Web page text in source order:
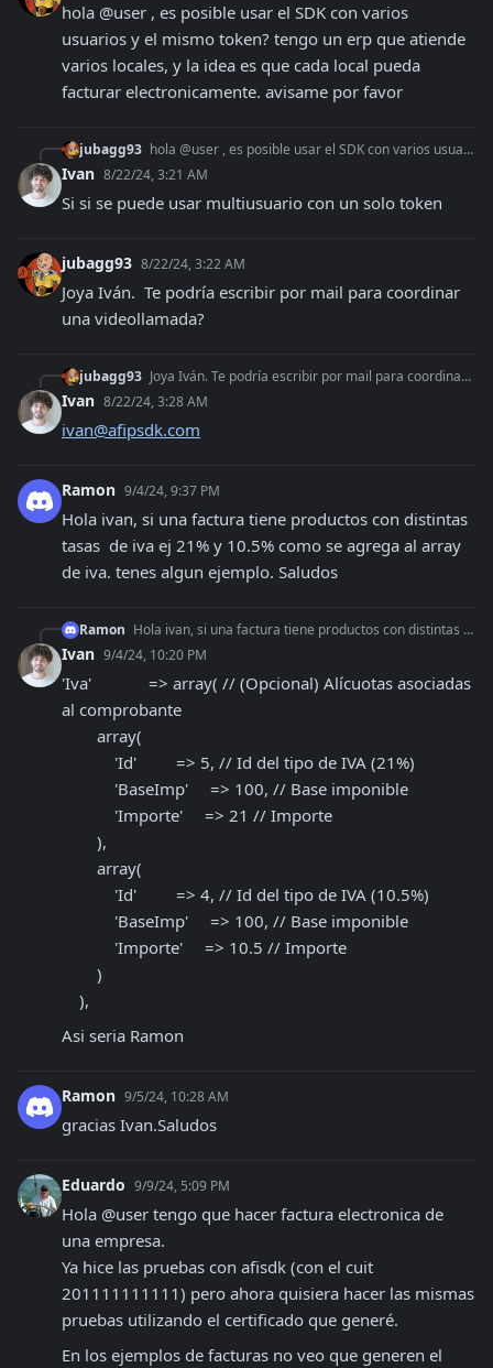
hola @user , es posible usar el SDK con varios
usuarios y el mismo token? tengo un erp que atiende
varios locales, y la idea es que cada local pueda
facturar electronicamente. avisame por favor
jubagg93 hola @user , es posible usar el SDK con varios usuarios y el mismo token? tengo un erp que atiende varios locales, y la idea es que cada local pueda facturar el
Ivan 8/22/24, 3:21 AM
Si si se puede usar multiusuario con un solo token
jubagg93 8/22/24, 3:22 AM
Joya Iván.  Te podría escribir por mail para coordinar
una videollamada?
jubagg93 Joya Iván. Te podría escribir por mail para coordinar una videollamada?
Ivan 8/22/24, 3:28 AM
ivan@afipsdk.com
Ramon 9/4/24, 9:37 PM
Hola ivan, si una factura tiene productos con distintas
tasas  de iva ej 21% y 10.5% como se agrega al array
de iva. tenes algun ejemplo. Saludos
Ramon Hola ivan, si una factura tiene productos con distintas tasas de iva ej 21% y 10.5% como se agrega al array de iva. tenes algun ejemplo. Saludos
Ivan 9/4/24, 10:20 PM
'Iva'             => array( // (Opcional) Alícuotas asociadas
al comprobante
    ),
Asi seria Ramon
Ramon 9/5/24, 10:28 AM
gracias Ivan.Saludos
Eduardo 9/9/24, 5:09 PM
Hola @user tengo que hacer factura electronica de
una empresa.
Ya hice las pruebas con afisdk (con el cuit
201111111111) pero ahora quisiera hacer las mismas
pruebas utilizando el certificado que generé.
En los ejemplos de facturas no veo que generen el